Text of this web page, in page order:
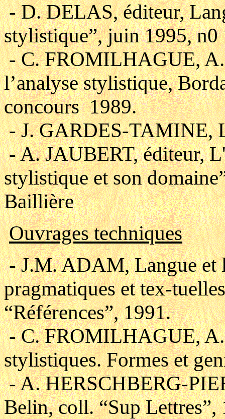
- D. DELAS, éditeur,
stylistique”, juin 1995, n0
- C. FROMILHAGUE,
l’analyse stylistique,
concours 1989.
- J. GARDES-TAMINE,
- A. JAUBERT, éditeur,
stylistique et son
Baillière
Ouvrages techniques
- J.M. ADAM, Langue et
pragmatiques et tex-
“Références”, 1991.
- C. FROMILHAGUE,
stylistiques. Formes et
- A. HERSCHBERG-
Belin, coll. “Sup Lettres”,